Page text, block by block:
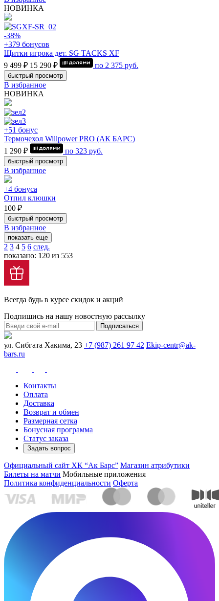
НОВИНКА
-38%
+379 бонусов
Щитки игрока дет. SG TACKS XF
9 499 ₽ 15 290 ₽ по 2 375 руб.
быстрый просмотр
В избранное
НОВИНКА
+51 бонус
Термочехол Willpower PRO (АК БАРС)
1 290 ₽
по 323 руб.
быстрый просмотр
В избранное
+4 бонуса
Отпил клюшки
100 ₽
быстрый просмотр
В избранное
показать еще
2 3 4 5 6 след.
показано: 120 из 553
Всегда будь в курсе скидок и акций
Подпишись на нашу новостную рассылку
Подписаться
ул. Сибгата Хакима, 23 +7 (987) 261 97 42 Ekip-centr@ak-
bars.ru
Контакты
Оплата
Доставка
Возврат и обмен
Размерная сетка
Бонусная программа
Статус заказа
Задать вопрос
Официальный сайт ХК “Ак Барс” Магазин атрибутики
Билеты на матчи Мобильные приложения
Политика конфиденциальности Оферта